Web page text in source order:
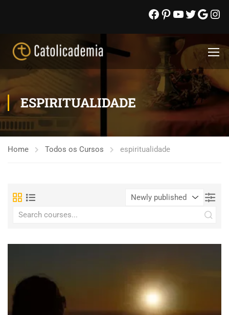
ESPIRITUALIDADE
Home Todos os Cursos espiritualidade